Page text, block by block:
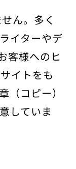
ん。多く
イターやデ
客様へのヒ
イトをも
（コピー）
していま